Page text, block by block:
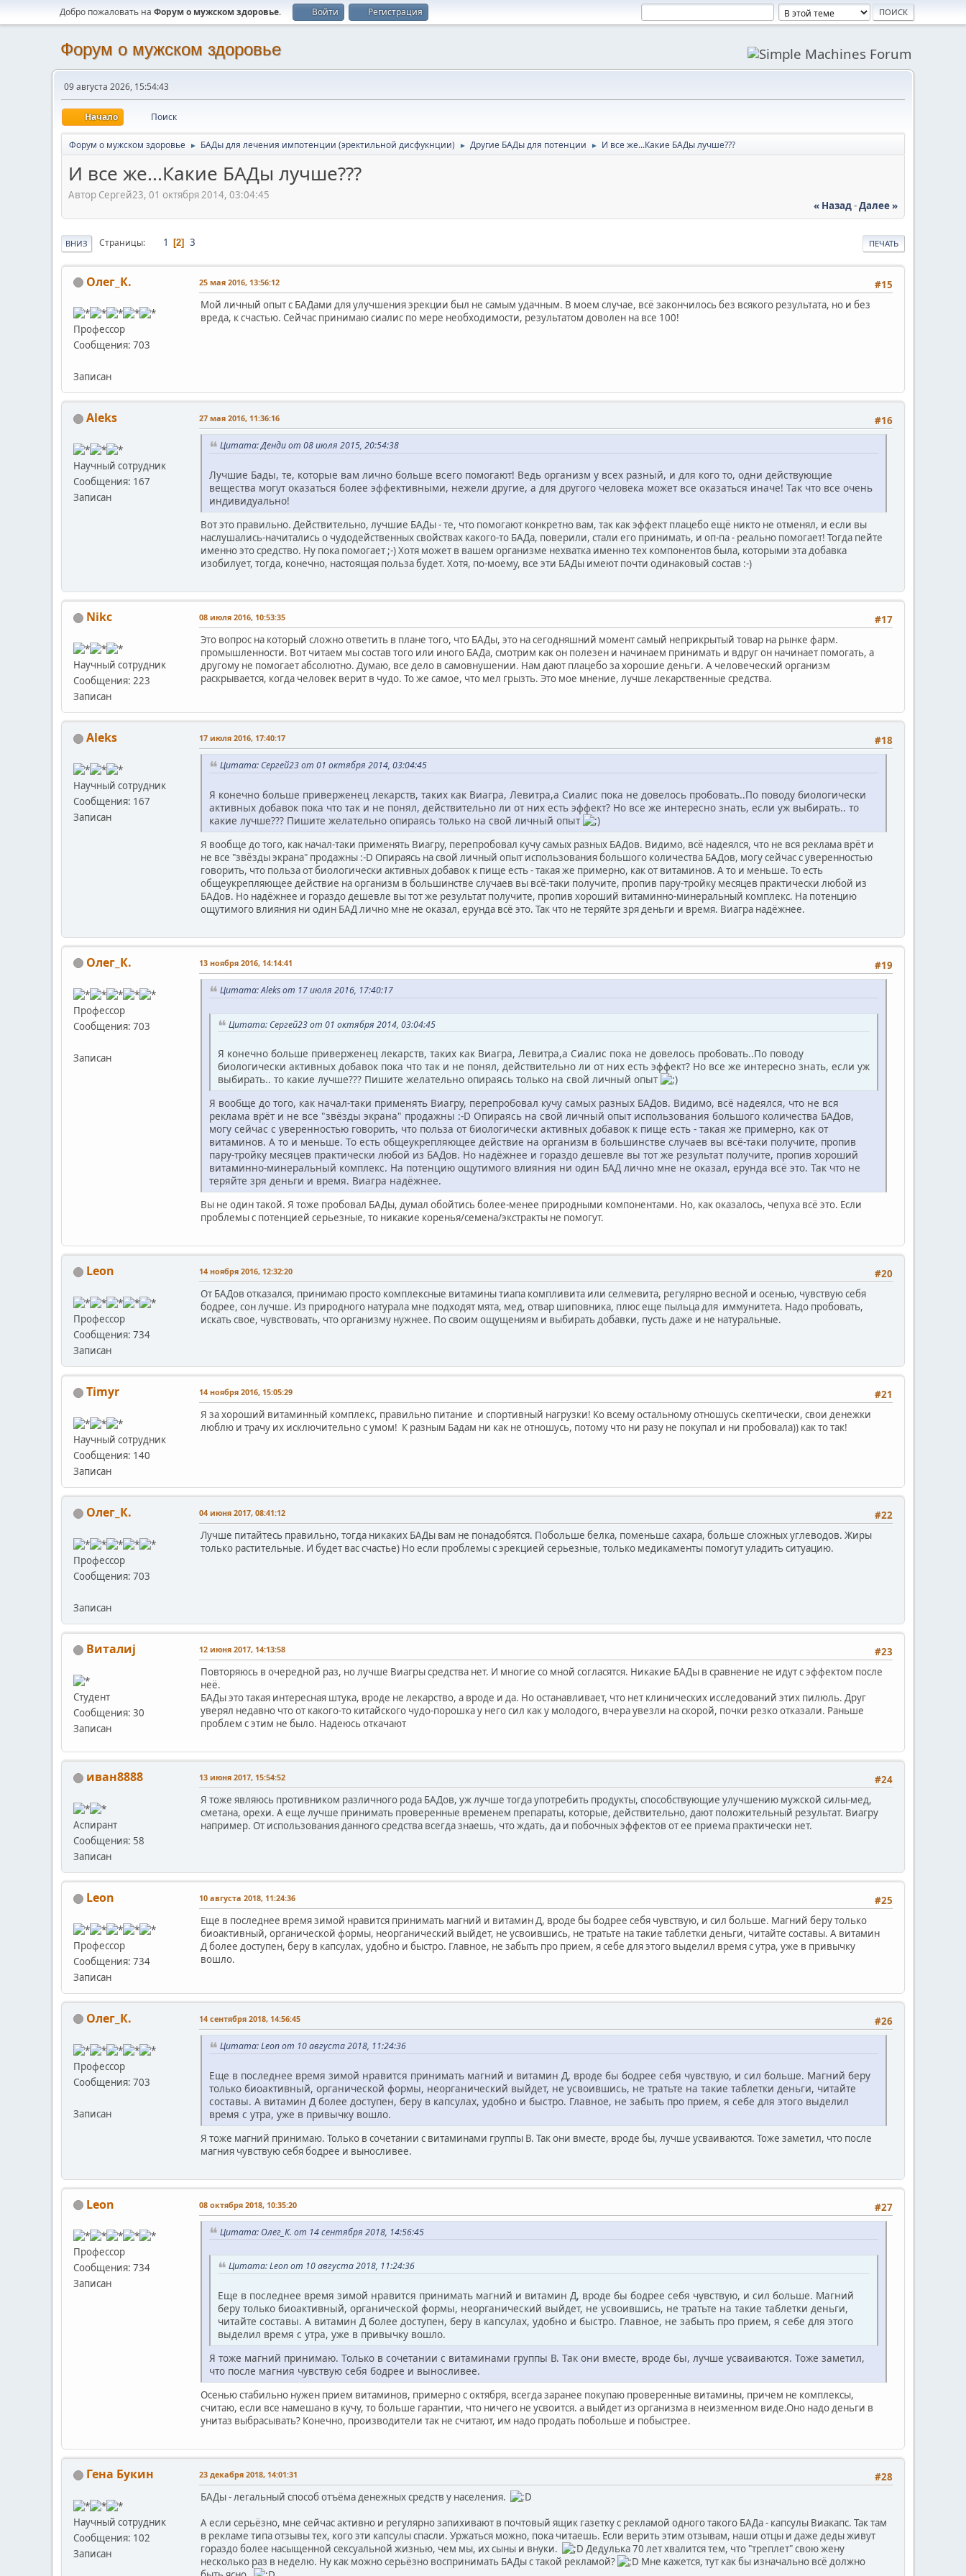
Добро пожаловать на Форум о мужском здоровье. Войти Регистрация
Форум о мужском здоровье
09 августа 2026, 15:54:43
Начало Поиск
Форум о мужском здоровье ► БАДы для лечения импотенции (эректильной дисфукнции) ► Другие БАДы для потенции ► И все же...Какие БАДы лучше???
И все же...Какие БАДы лучше???
Автор Сергей23, 01 октября 2014, 03:04:45
« Назад-Далее »
ПЕЧАТЬ
ВНИЗ Страницы 1 2 3
Олег_К.
Профессор
Сообщения: 703
Записан
#15
25 мая 2016, 13:56:12
Мой личный опыт с БАДами для улучшения эрекции был не самым удачным. В моем случае, всё закончилось без всякого результата, но и без
вреда, к счастью. Сейчас принимаю сиалис по мере необходимости, результатом доволен на все 100!
Aleks
Научный сотрудник
Сообщения: 167
Записан
#16
27 мая 2016, 11:36:16
Цитата: Денди от 08 июля 2015, 20:54:38
Лучшие Бады, те, которые вам лично больше всего помогают! Ведь организм у всех разный, и для кого то, одни действующие
вещества могут оказаться более эффективными, нежели другие, а для другого человека может все оказаться иначе! Так что все очень
индивидуально!
Вот это правильно. Действительно, лучшие БАДы - те, что помогают конкретно вам, так как эффект плацебо ещё никто не отменял, и если вы
наслушались-начитались о чудодейственных свойствах какого-то БАДа, поверили, стали его принимать, и оп-па - реально помогает! Тогда пейте
именно это средство. Ну пока помогает ;-) Хотя может в вашем организме нехватка именно тех компонентов была, которыми эта добавка
изобилует, тогда, конечно, настоящая польза будет. Хотя, по-моему, все эти БАДы имеют почти одинаковый состав :-)
Nikc
Научный сотрудник
Сообщения: 223
Записан
#17
08 июля 2016, 10:53:35
Это вопрос на который сложно ответить в плане того, что БАДы, это на сегодняшний момент самый неприкрытый товар на рынке фарм.
промышленности. Вот читаем мы состав того или иного БАДа, смотрим как он полезен и начинаем принимать и вдруг он начинает помогать, а
другому не помогает абсолютно. Думаю, все дело в самовнушении. Нам дают плацебо за хорошие деньги. А человеческий организм
раскрывается, когда человек верит в чудо. То же самое, что мел грызть. Это мое мнение, лучше лекарственные средства.
Aleks
Научный сотрудник
Сообщения: 167
Записан
#18
17 июля 2016, 17:40:17
Цитата: Сергей23 от 01 октября 2014, 03:04:45
Я конечно больше приверженец лекарств, таких как Виагра, Левитра,а Сиалис пока не довелось пробовать..По поводу биологически
активных добавок пока что так и не понял, действительно ли от них есть эффект? Но все же интересно знать, если уж выбирать.. то
какие лучше??? Пишите желательно опираясь только на свой личный опыт
Я вообще до того, как начал-таки применять Виагру, перепробовал кучу самых разных БАДов. Видимо, всё надеялся, что не вся реклама врёт и
не все "звёзды экрана" продажны :-D Опираясь на свой личный опыт использования большого количества БАДов, могу сейчас с уверенностью
говорить, что польза от биологически активных добавок к пище есть - такая же примерно, как от витаминов. А то и меньше. То есть
общеукрепляющее действие на организм в большинстве случаев вы всё-таки получите, пропив пару-тройку месяцев практически любой из
БАДов. Но надёжнее и гораздо дешевле вы тот же результат получите, пропив хороший витаминно-минеральный комплекс. На потенцию
ощутимого влияния ни один БАД лично мне не оказал, ерунда всё это. Так что не теряйте зря деньги и время. Виагра надёжнее.
Олег_К.
Профессор
Сообщения: 703
Записан
#19
13 ноября 2016, 14:14:41
Цитата: Aleks от 17 июля 2016, 17:40:17
Цитата: Сергей23 от 01 октября 2014, 03:04:45
Я конечно больше приверженец лекарств, таких как Виагра, Левитра,а Сиалис пока не довелось пробовать..По поводу
биологически активных добавок пока что так и не понял, действительно ли от них есть эффект? Но все же интересно знать, если уж
выбирать.. то какие лучше??? Пишите желательно опираясь только на свой личный опыт
Я вообще до того, как начал-таки применять Виагру, перепробовал кучу самых разных БАДов. Видимо, всё надеялся, что не вся
реклама врёт и не все "звёзды экрана" продажны :-D Опираясь на свой личный опыт использования большого количества БАДов,
могу сейчас с уверенностью говорить, что польза от биологически активных добавок к пище есть - такая же примерно, как от
витаминов. А то и меньше. То есть общеукрепляющее действие на организм в большинстве случаев вы всё-таки получите, пропив
пару-тройку месяцев практически любой из БАДов. Но надёжнее и гораздо дешевле вы тот же результат получите, пропив хороший
витаминно-минеральный комплекс. На потенцию ощутимого влияния ни один БАД лично мне не оказал, ерунда всё это. Так что не
теряйте зря деньги и время. Виагра надёжнее.
Вы не один такой. Я тоже пробовал БАДы, думал обойтись более-менее природными компонентами. Но, как оказалось, чепуха всё это. Если
проблемы с потенцией серьезные, то никакие коренья/семена/экстракты не помогут.
Leon
Профессор
Сообщения: 734
Записан
#20
14 ноября 2016, 12:32:20
От БАДов отказался, принимаю просто комплексные витамины тиапа компливита или селмевита, регулярно весной и осенью, чувствую себя
бодрее, сон лучше. Из природного натурала мне подходят мята, мед, отвар шиповника, плюс еще пыльца для иммунитета. Надо пробовать,
искать свое, чувствовать, что организму нужнее. По своим ощущениям и выбирать добавки, пусть даже и не натуральные.
Timyr
Научный сотрудник
Сообщения: 140
Записан
#21
14 ноября 2016, 15:05:29
Я за хороший витаминный комплекс, правильно питание и спортивный нагрузки! Ко всему остальному отношусь скептически, свои денежки
люблю и трачу их исключительно с умом! К разным Бадам ни как не отношусь, потому что ни разу не покупал и ни пробовала)) как то так!
Олег_К.
Профессор
Сообщения: 703
Записан
#22
04 июня 2017, 08:41:12
Лучше питайтесь правильно, тогда никаких БАДы вам не понадобятся. Побольше белка, поменьше сахара, больше сложных углеводов. Жиры
только растительные. И будет вас счастье) Но если проблемы с эрекцией серьезные, только медикаменты помогут уладить ситуацию.
Виталиj
Студент
Сообщения: 30
Записан
#23
12 июня 2017, 14:13:58
Повторяюсь в очередной раз, но лучше Виагры средства нет. И многие со мной согласятся. Никакие БАДы в сравнение не идут с эффектом после
неё.
БАДы это такая интересная штука, вроде не лекарство, а вроде и да. Но останавливает, что нет клинических исследований этих пилюль. Друг
уверял недавно что от какого-то китайского чудо-порошка у него сил как у молодого, вчера увезли на скорой, почки резко отказали. Раньше
проблем с этим не было. Надеюсь откачают
иван8888
Аспирант
Сообщения: 58
Записан
#24
13 июня 2017, 15:54:52
Я тоже являюсь противником различного рода БАДов, уж лучше тогда употребить продукты, способствующие улучшению мужской силы-мед,
сметана, орехи. А еще лучше принимать проверенные временем препараты, которые, действительно, дают положительный результат. Виагру
например. От использования данного средства всегда знаешь, что ждать, да и побочных эффектов от ее приема практически нет.
Leon
Профессор
Сообщения: 734
Записан
#25
10 августа 2018, 11:24:36
Еще в последнее время зимой нравится принимать магний и витамин Д, вроде бы бодрее себя чувствую, и сил больше. Магний беру только
биоактивный, органической формы, неорганический выйдет, не усвоившись, не тратьте на такие таблетки деньги, читайте составы. А витамин
Д более доступен, беру в капсулах, удобно и быстро. Главное, не забыть про прием, я себе для этого выделил время с утра, уже в привычку
вошло.
Олег_К.
Профессор
Сообщения: 703
Записан
#26
14 сентября 2018, 14:56:45
Цитата: Leon от 10 августа 2018, 11:24:36
Еще в последнее время зимой нравится принимать магний и витамин Д, вроде бы бодрее себя чувствую, и сил больше. Магний беру
только биоактивный, органической формы, неорганический выйдет, не усвоившись, не тратьте на такие таблетки деньги, читайте
составы. А витамин Д более доступен, беру в капсулах, удобно и быстро. Главное, не забыть про прием, я себе для этого выделил
время с утра, уже в привычку вошло.
Я тоже магний принимаю. Только в сочетании с витаминами группы В. Так они вместе, вроде бы, лучше усваиваются. Тоже заметил, что после
магния чувствую себя бодрее и выносливее.
Leon
Профессор
Сообщения: 734
Записан
#27
08 октября 2018, 10:35:20
Цитата: Олег_К. от 14 сентября 2018, 14:56:45
Цитата: Leon от 10 августа 2018, 11:24:36
Еще в последнее время зимой нравится принимать магний и витамин Д, вроде бы бодрее себя чувствую, и сил больше. Магний
беру только биоактивный, органической формы, неорганический выйдет, не усвоившись, не тратьте на такие таблетки деньги,
читайте составы. А витамин Д более доступен, беру в капсулах, удобно и быстро. Главное, не забыть про прием, я себе для этого
выделил время с утра, уже в привычку вошло.
Я тоже магний принимаю. Только в сочетании с витаминами группы В. Так они вместе, вроде бы, лучше усваиваются. Тоже заметил,
что после магния чувствую себя бодрее и выносливее.
Осенью стабильно нужен прием витаминов, примерно с октября, всегда заранее покупаю проверенные витамины, причем не комплексы,
считаю, если все намешано в кучу, то больше гарантии, что ничего не усвоится. а выйдет из организма в неизменном виде.Оно надо деньги в
унитаз выбрасывать? Конечно, производители так не считают, им надо продать побольше и побыстрее.
Гена Букин
Научный сотрудник
Сообщения: 102
Записан
#28
23 декабря 2018, 14:01:31
БАДы - легальный способ отъёма денежных средств у населения.
А если серьёзно, мне сейчас активно и регулярно запихивают в почтовый ящик газетку с рекламой одного такого БАДа - капсулы Виакапс. Так там
в рекламе типа отзывы тех, кого эти капсулы спасли. Уржаться можно, пока читаешь. Если верить этим отзывам, наши отцы и даже деды живут
гораздо более насыщенной сексуальной жизнью, чем мы, их сыны и внуки.
Дедулька 70 лет хвалится тем, что "треплет" свою жену
несколько раз в неделю. Ну как можно серьёзно воспринимать БАДы с такой рекламой?
Мне кажется, тут как бы изначально всё должно